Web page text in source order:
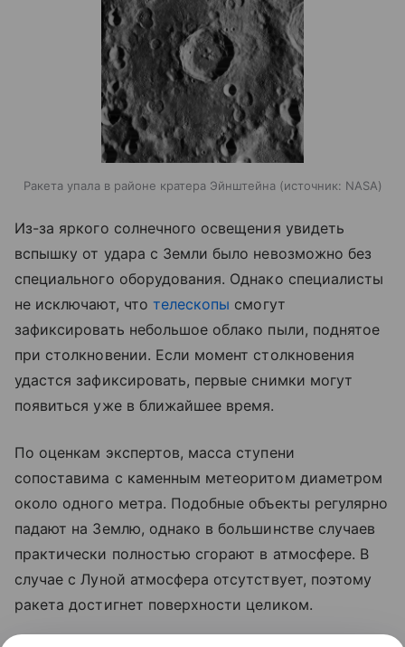
Ракета упала в районе кратера Эйнштейна источник: NASA
Из-за яркого солнечного освещения увидеть
вспышку от удара с Земли было невозможно без
специального оборудования. Однако специалисты
не исключают, что телескопы смогут
зафиксировать небольшое облако пыли, поднятое
при столкновении. Если момент столкновения
удастся зафиксировать, первые снимки могут
появиться уже в ближайшее время.
По оценкам экспертов, масса ступени
сопоставима с каменным метеоритом диаметром
около одного метра. Подобные объекты регулярно
падают на Землю, однако в большинстве случаев
практически полностью сгорают в атмосфере. В
случае с Луной атмосфера отсутствует, поэтому
ракета достигнет поверхности целиком.